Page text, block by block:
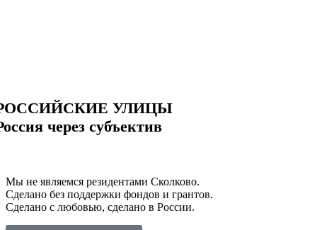
УЛИЦЫ
через субъектив
Мы не являемся резидентами Сколково.
Сделано без поддержки фондов и грантов.
Сделано с любовью, сделано в России.